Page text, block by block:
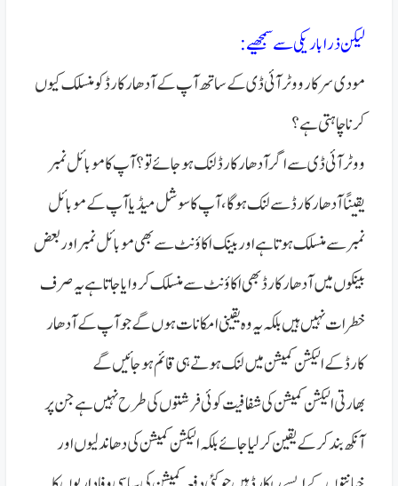
لیکنذرا باریکی سے سمجھیے :
مودی سرکار ووٹر آئی ڈی کے ساتھ آپ کے آدھار کارڈ کو منسلک کیوں
کرنا چاہتی ہے؟
ووٹر آئی ڈی سے اگر آدھار کارڈ لنک ہوجائے تو؟ آپ کا موبائل نمبر
یقینًا آدھار کارڈ سے لنک ہوگا، آپ کا سوشل میڈیا آپ کے موبائل
نمبر سے منسلک ہوتا ہے اور بینک اکاؤنٹ سے بھی موبائل نمبر اور بعض
بینکوں میں آدھار کارڈ بھی اکاؤنٹ سے منسلک کروایا جاتا ہےیہ صرف
خطرات نہیں ہیں بلکہ یہ وہ یقینی امکانات ہوں گے جو آپ کے آدھار
کارڈ کے الیکشن کمیشن میں لنک ہوتے ہی قائم ہوجائیں گے
بھارتی الیکشن کمیشن کی شفافیت کوئی فرشتوں کی طرح نہیں ہے جن پر
آنکھ بند کرکے یقین کرلیا جائے بلکہ الیکشن کمیشن کی دھاندلیوں اور